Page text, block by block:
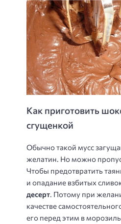
Как приготовить
сгущенкой
Обычно такой мусс
желатин. Но можно
Чтобы предотвратить
и опадание взбитых
десерт . Потому при
качестве
его перед этим в